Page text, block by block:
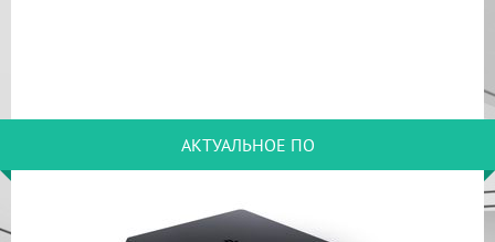
АКТУАЛЬНОЕ ПО